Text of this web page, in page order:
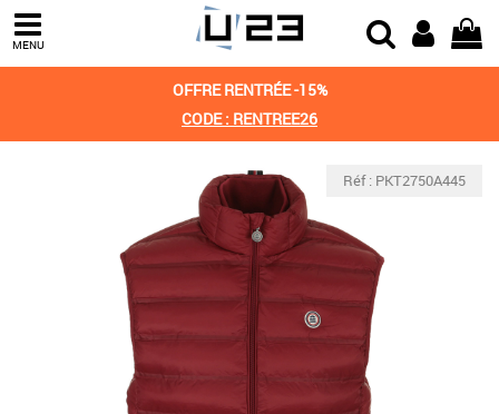
MENU
OFFRE RENTRÉE -15%
CODE : RENTREE26
Réf : PKT2750A445